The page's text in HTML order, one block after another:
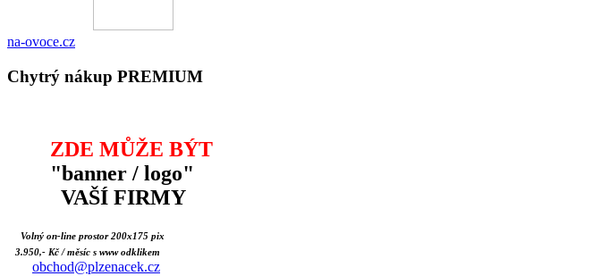
na-ovoce.cz
Chytrý nákup PREMIUM
ZDE MŮŽE BÝT
"banner / logo"
VAŠÍ FIRMY
Volný on-line prostor 200x175 pix
3.950,- Kč / měsíc s www odklikem
obchod@plzenacek.cz